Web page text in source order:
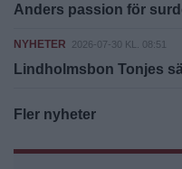
Anders passion för
NYHETER 2026-07-30 KL. 08:51
Lindholmsbon Tonjes
Fler nyheter